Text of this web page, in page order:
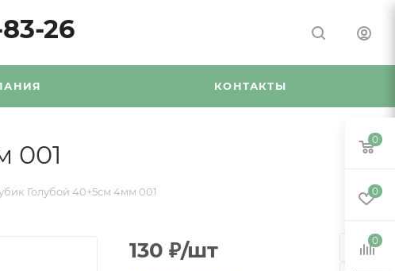
26
КОНТАКТЫ
001
Голубой 40+5см 4мм 001
130 ₽/шт
0
0
0